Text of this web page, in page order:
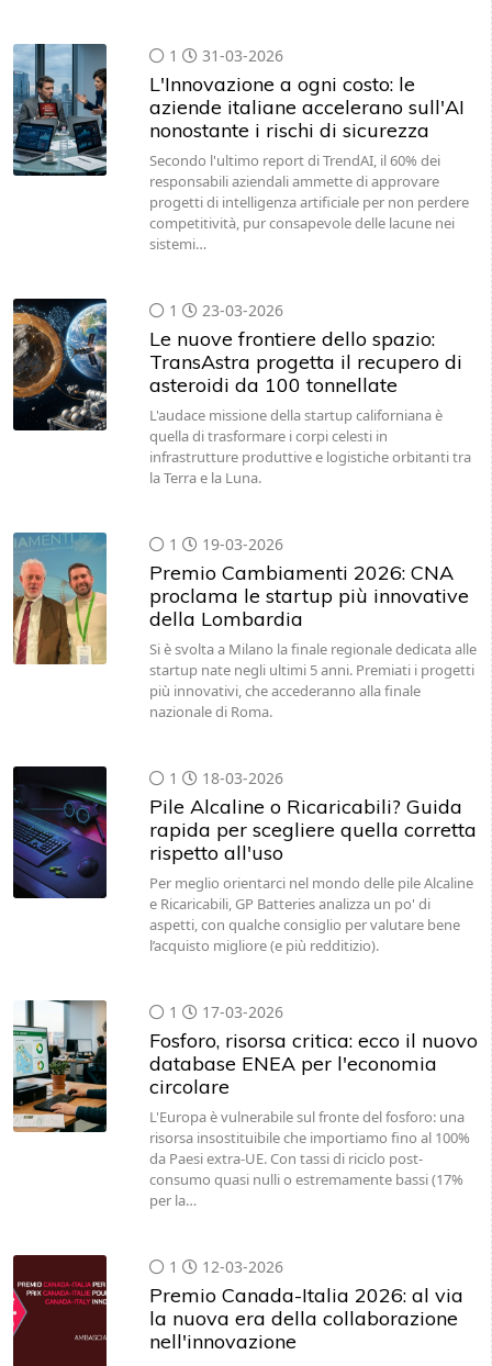
1 31-03-2026
L'Innovazione a ogni costo: le
aziende italiane accelerano sull'AI
nonostante i rischi di sicurezza
Secondo l'ultimo report di TrendAI, il 60% dei
responsabili aziendali ammette di approvare
progetti di intelligenza artificiale per non perdere
competitività, pur consapevole delle lacune nei
sistemi…
1 23-03-2026
Le nuove frontiere dello spazio:
TransAstra progetta il recupero di
asteroidi da 100 tonnellate
L'audace missione della startup californiana è
quella di trasformare i corpi celesti in
infrastrutture produttive e logistiche orbitanti tra
la Terra e la Luna.
1 19-03-2026
Premio Cambiamenti 2026: CNA
proclama le startup più innovative
della Lombardia
Si è svolta a Milano la finale regionale dedicata alle
startup nate negli ultimi 5 anni. Premiati i progetti
più innovativi, che accederanno alla finale
nazionale di Roma.
1 18-03-2026
Pile Alcaline o Ricaricabili? Guida
rapida per scegliere quella corretta
rispetto all'uso
Per meglio orientarci nel mondo delle pile Alcaline
e Ricaricabili, GP Batteries analizza un po' di
aspetti, con qualche consiglio per valutare bene
l’acquisto migliore (e più redditizio).
1 17-03-2026
Fosforo, risorsa critica: ecco il nuovo
database ENEA per l'economia
circolare
L'Europa è vulnerabile sul fronte del fosforo: una
risorsa insostituibile che importiamo fino al 100%
da Paesi extra-UE. Con tassi di riciclo post-
consumo quasi nulli o estremamente bassi (17%
per la…
1 12-03-2026
Premio Canada-Italia 2026: al via
la nuova era della collaborazione
nell'innovazione